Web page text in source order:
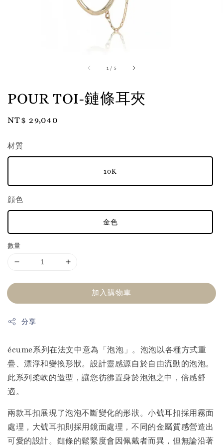
1 / 5
POUR TOI-鏈條耳夾
Regular
NT$ 29,040
材質
10K
顔色
金色
數量
加入購物車
分享
écume系列在法文中意為「泡泡」。泡泡以各種方式重
疊、漂浮和變換形狀。設計靈感源自於自由流動的泡泡。
此系列柔軟的造型，讓您彷彿置身於泡泡之中，倍感舒
適。
兩款耳扣展現了泡泡不斷變化的形狀。小號耳扣採用霧面
處理，大號耳扣則採用鏡面處理，不同的金屬質感營造出
可愛的設計。鏈條的鬆緊度會因佩戴者而異，但無論沿著